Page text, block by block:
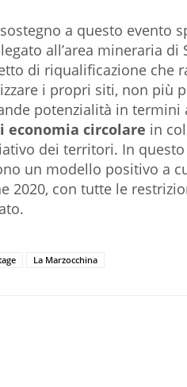
a questo evento
all’area mineraria di
di riqualificazione che
i propri siti, non più
potenzialità in termini
circolare in
dei territori. In
un modello positivo a
2020, con tutte le
La Marzocchina